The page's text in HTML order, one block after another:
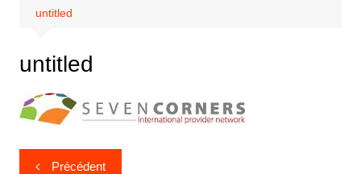
untitled
untitled
Précédent